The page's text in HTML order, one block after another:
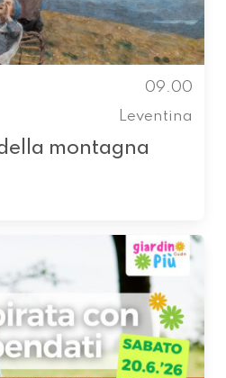
09.00
Leventina
montagna